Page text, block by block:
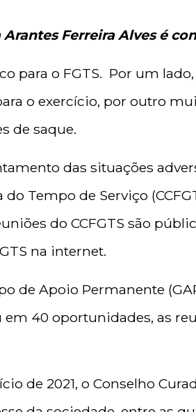
Ferreira Alves é
para o FGTS. Por um
o exercício, por outro
de saque.
das situações
Tempo de Serviço
do CCFGTS são
na internet.
de Apoio Permanente
em 40 oportunidades, as
de 2021, o Conselho